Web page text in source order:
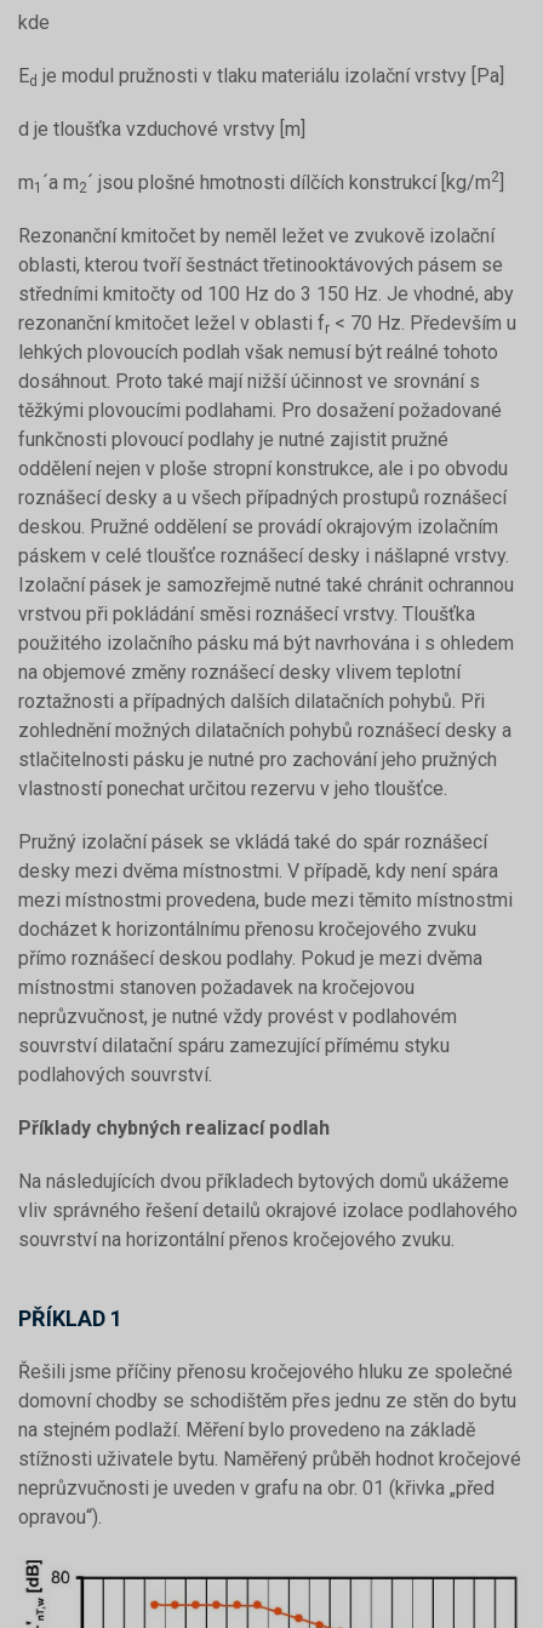
kde
Ed je modul pružnosti v tlaku materiálu izolační vrstvy [Pa]
d je tloušťka vzduchové vrstvy [m]
m1 ´a m2´ jsou plošné hmotnosti dílčích konstrukcí [kg/m2
Rezonanční kmitočet by neměl ležet ve zvukově izolační
oblasti, kterou tvoří šestnáct třetinooktávových pásem se
středními kmitočty od 100 Hz do 3 150 Hz. Je vhodné, aby
rezonanční kmitočet ležel v oblasti fr < 70 Hz. Především u
lehkých plovoucích podlah však nemusí být reálné tohoto
dosáhnout. Proto také mají nižší účinnost ve srovnání s
těžkými plovoucími podlahami. Pro dosažení požadované
funkčnosti plovoucí podlahy je nutné zajistit pružné
oddělení nejen v ploše stropní konstrukce, ale i po obvodu
roznášecí desky a u všech případných prostupů roznášecí
deskou. Pružné oddělení se provádí okrajovým izolačním
páskem v celé tloušťce roznášecí desky i nášlapné vrstvy.
Izolační pásek je samozřejmě nutné také chránit ochrannou
vrstvou při pokládání směsi roznášecí vrstvy. Tloušťka
použitého izolačního pásku má být navrhována i s ohledem
na objemové změny roznášecí desky vlivem teplotní
roztažnosti a případných dalších dilatačních pohybů. Při
zohlednění možných dilatačních pohybů roznášecí desky a
stlačitelnosti pásku je nutné pro zachování jeho pružných
vlastností ponechat určitou rezervu v jeho tloušťce.
Pružný izolační pásek se vkládá také do spár roznášecí
desky mezi dvěma místnostmi. V případě, kdy není spára
mezi místnostmi provedena, bude mezi těmito místnostmi
docházet k horizontálnímu přenosu kročejového zvuku
přímo roznášecí deskou podlahy. Pokud je mezi dvěma
místnostmi stanoven požadavek na kročejovou
neprůzvučnost, je nutné vždy provést v podlahovém
souvrství dilatační spáru zamezující přímému styku
podlahových souvrství.
Příklady chybných realizací podlah
Na následujících dvou příkladech bytových domů ukážeme
vliv správného řešení detailů okrajové izolace podlahového
souvrství na horizontální přenos kročejového zvuku.
PŘÍKLAD 1
Řešili jsme příčiny přenosu kročejového hluku ze společné
domovní chodby se schodištěm přes jednu ze stěn do bytu
na stejném podlaží. Měření bylo provedeno na základě
stížnosti uživatele bytu. Naměřený průběh hodnot kročejové
neprůzvučnosti je uveden v grafu na obr. 01 (křivka „před
opravou“).